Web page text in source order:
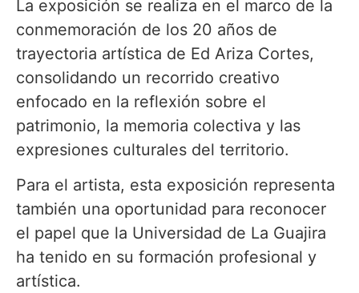
La exposición se realiza en el marco de la
conmemoración de los 20 años de
trayectoria artística de Ed Ariza Cortes,
consolidando un recorrido creativo
enfocado en la reflexión sobre el
patrimonio, la memoria colectiva y las
expresiones culturales del territorio.
Para el artista, esta exposición representa
también una oportunidad para reconocer
el papel que la Universidad de La Guajira
ha tenido en su formación profesional y
artística.